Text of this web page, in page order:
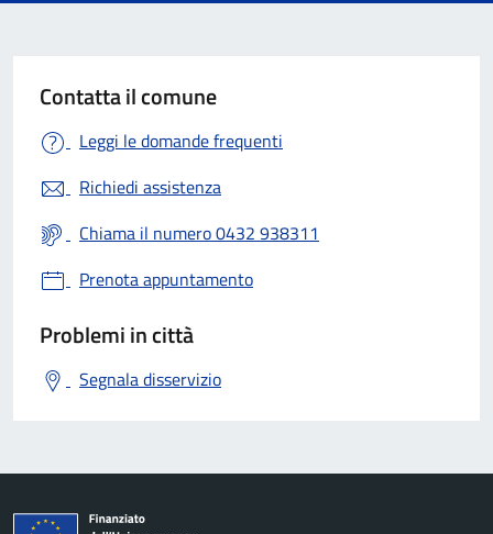
Contatta il comune
Leggi le domande frequenti
Richiedi assistenza
Chiama il numero 0432 938311
Prenota appuntamento
Problemi in città
Segnala disservizio